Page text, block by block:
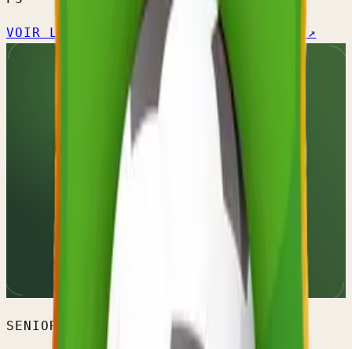
VOIR L'ÉQUIPE → CALENDRIER OFFICIEL ↗
SENIORS HOMMES